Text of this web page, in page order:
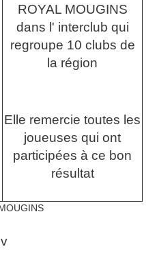
ROYAL MOUGINS
dans l' interclub qui
regroupe 10 clubs de
la région
Elle remercie toutes les
joueuses qui ont
participées à ce bon
résultat
v